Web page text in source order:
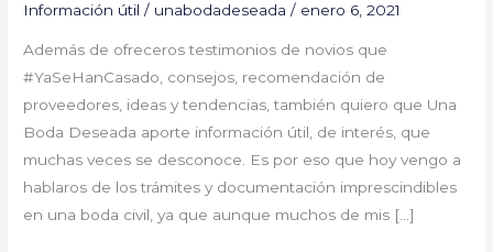
Información útil / unabodadeseada/ enero 6, 2021
Además de ofreceros testimonios de novios que
#YaSeHanCasado, consejos, recomendación de
proveedores, ideas y tendencias, también quiero que Una
Boda Deseada aporte información útil, de interés, que
muchas veces se desconoce. Es por eso que hoy vengo a
hablaros de los trámites y documentación imprescindibles
en una boda civil, ya que aunque muchos de mis […]